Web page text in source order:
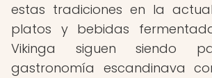
estas tradiciones en la
platos y bebidas
Vikinga siguen siendo
gastronomía escandinava